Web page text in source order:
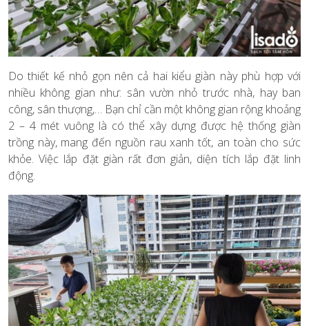
Do thiết kế nhỏ gọn nên cả hai kiểu giàn này phù hợp với
nhiều không gian như: sân vườn nhỏ trước nhà, hay ban
công, sân thượng,… Bạn chỉ cần một không gian rộng khoảng
2 – 4 mét vuông là có thể xây dựng được hệ thống giàn
trồng này, mang đến nguồn rau xanh tốt, an toàn cho sức
khỏe. Việc lắp đặt giàn rất đơn giản, diện tích lắp đặt linh
động.